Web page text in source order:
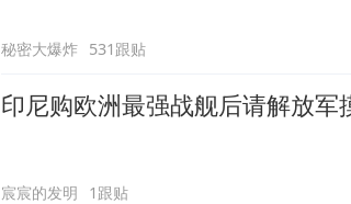
秘密大爆炸 531跟贴
印尼购欧洲最强战舰后请解放军
宸宸的发明 1跟贴